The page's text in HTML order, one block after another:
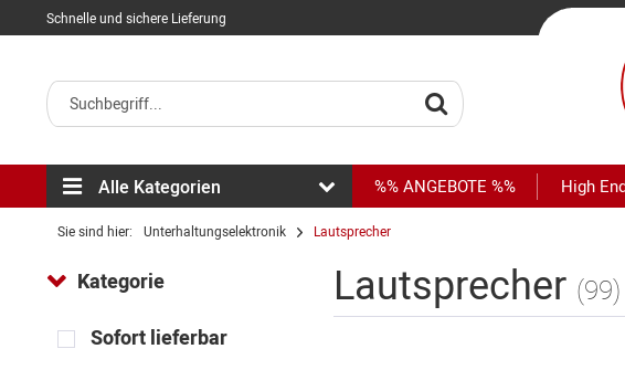
Schnelle und sichere Lieferung
Alle Kategorien %% ANGEBOTE %% High
Sie sind hier: Unterhaltungselektronik Lautsprecher
Kategorie
Sofort lieferbar
Lautsprecher (99)